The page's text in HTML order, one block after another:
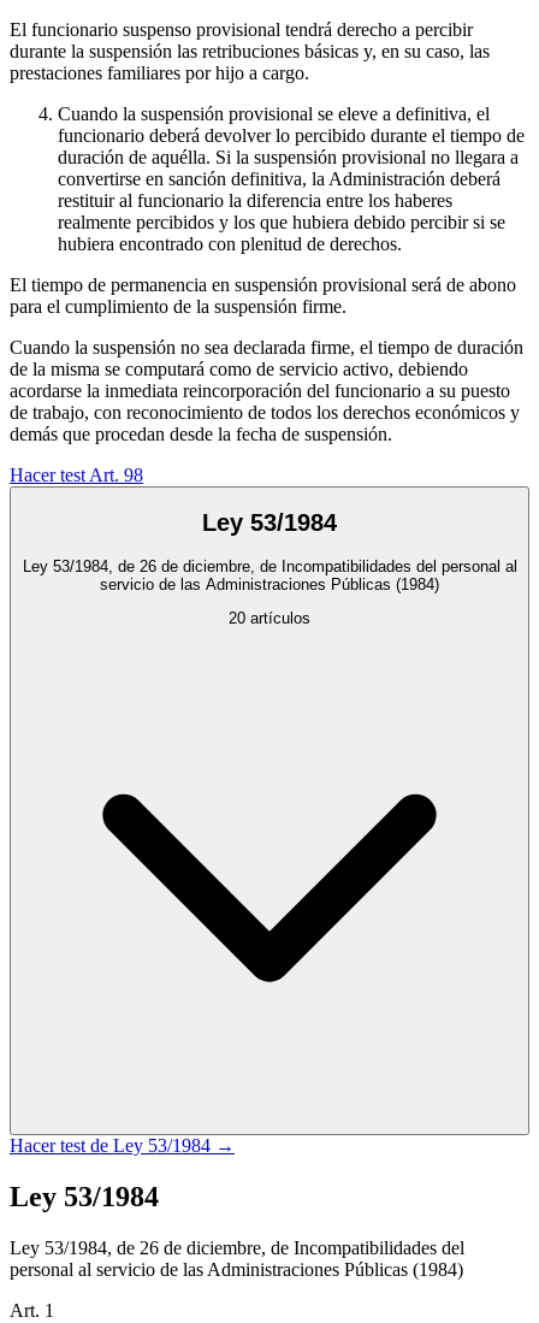
El funcionario suspenso provisional tendrá derecho a percibir
durante la suspensión las retribuciones básicas y, en su caso, las
prestaciones familiares por hijo a cargo.
Cuando la suspensión provisional se eleve a definitiva, el
funcionario deberá devolver lo percibido durante el tiempo de
duración de aquélla. Si la suspensión provisional no llegara a
convertirse en sanción definitiva, la Administración deberá
restituir al funcionario la diferencia entre los haberes
realmente percibidos y los que hubiera debido percibir si se
hubiera encontrado con plenitud de derechos.
El tiempo de permanencia en suspensión provisional será de abono
para el cumplimiento de la suspensión firme.
Cuando la suspensión no sea declarada firme, el tiempo de duración
de la misma se computará como de servicio activo, debiendo
acordarse la inmediata reincorporación del funcionario a su puesto
de trabajo, con reconocimiento de todos los derechos económicos y
demás que procedan desde la fecha de suspensión.
Hacer test Art. 98
Ley 53/1984
Ley 53/1984, de 26 de diciembre, de Incompatibilidades del personal al
servicio de las Administraciones Públicas (1984)
20 artículos
Hacer test de Ley 53/1984 →
Ley 53/1984
Ley 53/1984, de 26 de diciembre, de Incompatibilidades del
personal al servicio de las Administraciones Públicas (1984)
Art. 1